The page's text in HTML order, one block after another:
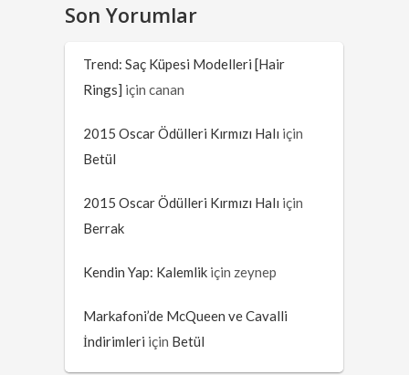
Son Yorumlar
Trend: Saç Küpesi Modelleri [Hair
Rings] içincanan
2015 Oscar Ödülleri Kırmızı Halı için
Betül
2015 Oscar Ödülleri Kırmızı Halı için
Berrak
Kendin Yap: Kalemlik için zeynep
Markafoni’de McQueen ve Cavalli
İndirimleri için Betül